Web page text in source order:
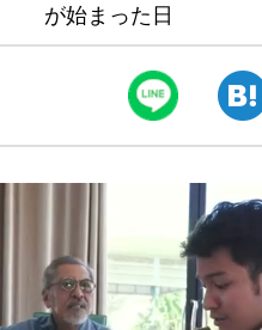
が始まった日